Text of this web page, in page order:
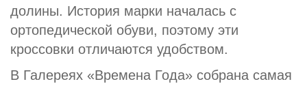
долины. История марки началась с
ортопедической обуви, поэтому эти
кроссовки отличаются удобством.
В Галереях «Времена Года» собрана самая